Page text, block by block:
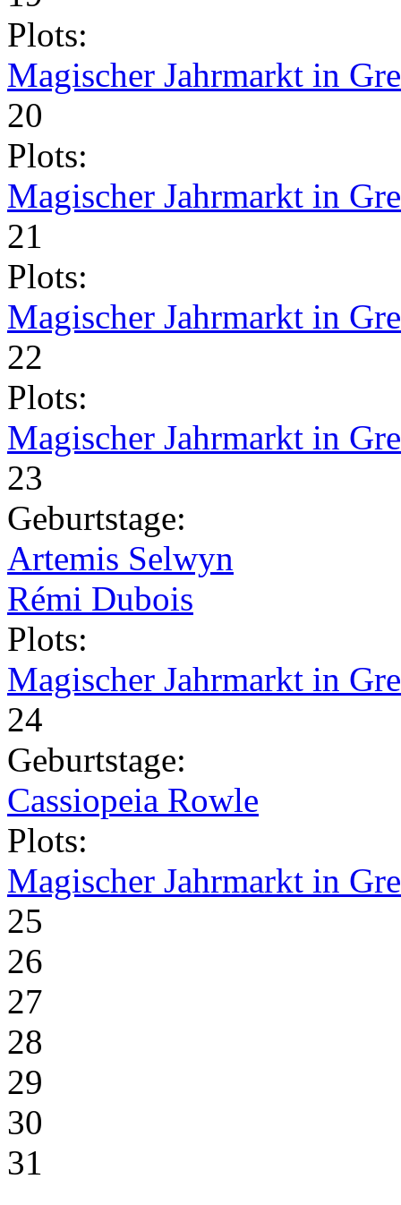
Plots:
Magischer Jahrmarkt in
20
Plots:
Magischer Jahrmarkt in
21
Plots:
Magischer Jahrmarkt in
22
Plots:
Magischer Jahrmarkt in
23
Geburtstage:
Artemis Selwyn
Rémi Dubois
Plots:
Magischer Jahrmarkt in
24
Geburtstage:
Cassiopeia Rowle
Plots:
Magischer Jahrmarkt in
25
26
27
28
29
30
31